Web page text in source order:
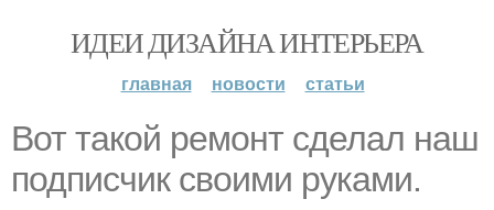
ИДЕИ ДИЗАЙНА ИНТЕРЬЕРА
главная новости статьи
Вот такой ремонт сделал наш
подписчик своими руками.